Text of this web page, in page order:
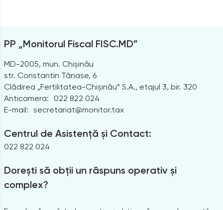
PP „Monitorul Fiscal FISC.MD”
MD-2005, mun. Chișinău
str. Constantin Tănase, 6
Clădirea „Fertilitatea-Chișinău” S.A., etajul 3, bir. 320
Anticamera:
022 822 024
E-mail: secretariat@monitor.tax
Centrul de Asistență și Contact:
022 822 024
Dorești să obții un răspuns operativ și
complex?